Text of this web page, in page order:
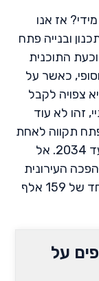
אז אנו
ובנייה פתח
התוכנית
כאשר על
הממשלתי, היא צפויה לקבל
זהו לא עוד
תקווה לאחת
הערים המפותחות והמבוקשות בישראל עד 2034. אל
העירונית
הזו, עם השקעה בקרקע החל ממחיר מיוחד של 159 אלף
על